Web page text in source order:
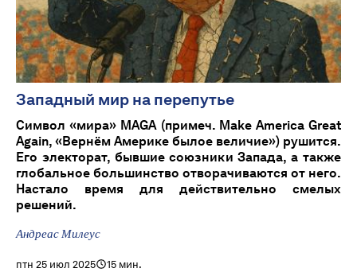
Западный мир на перепутье
Символ «мира» MAGA (примеч. Make America Great
Again, «Вернём Америке былое величие») рушится.
Его электорат, бывшие союзники Запада, а также
глобальное большинство отворачиваются от него.
Настало время для действительно смелых
решений.
Андреас Милеус
птн 25 июл 2025 15 мин.